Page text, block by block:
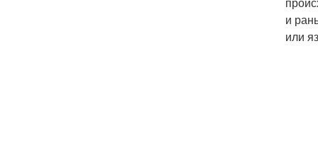
и
или